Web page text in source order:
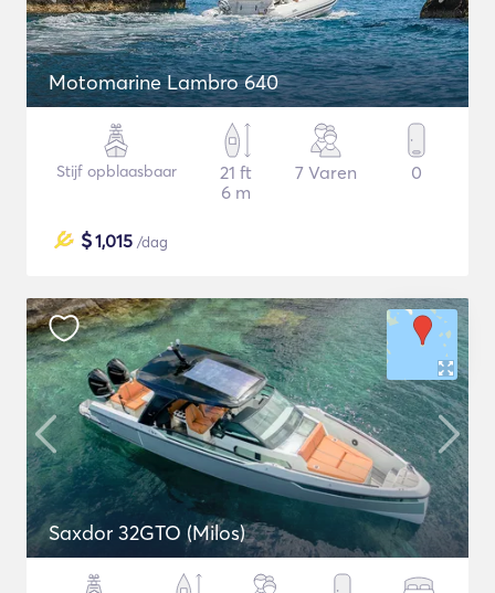
Motomarine Lambro 640
Stijf opblaasbaar
21 ft
6 m
7 Varen 0
$1,015 /dag
Saxdor 32GTO (Milos)